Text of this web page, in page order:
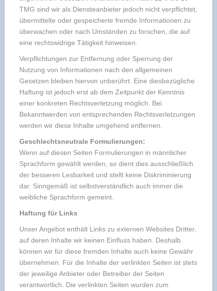
TMG sind wir als Diensteanbieter jedoch nicht verpflichtet,
übermittelte oder gespeicherte fremde Informationen zu
überwachen oder nach Umständen zu forschen, die auf
eine rechtswidrige Tätigkeit hinweisen.
Verpflichtungen zur Entfernung oder Sperrung der
Nutzung von Informationen nach den allgemeinen
Gesetzen bleiben hiervon unberührt. Eine diesbezügliche
Haftung ist jedoch erst ab dem Zeitpunkt der Kenntnis
einer konkreten Rechtsverletzung möglich. Bei
Bekanntwerden von entsprechenden Rechtsverletzungen
werden wir diese Inhalte umgehend entfernen.
Geschlechtsneutrale Formulierungen:
Wenn auf diesen Seiten Formulierungen in männlicher
Sprachform gewählt werden, so dient dies ausschließlich
der besseren Lesbarkeit und stellt keine Diskriminierung
dar. Sinngemäß ist selbstverständlich auch immer die
weibliche Sprachform gemeint.
Haftung für Links
Unser Angebot enthält Links zu externen Websites Dritter,
auf deren Inhalte wir keinen Einfluss haben. Deshalb
können wir für diese fremden Inhalte auch keine Gewähr
übernehmen. Für die Inhalte der verlinkten Seiten ist stets
der jeweilige Anbieter oder Betreiber der Seiten
verantwortlich. Die verlinkten Seiten wurden zum